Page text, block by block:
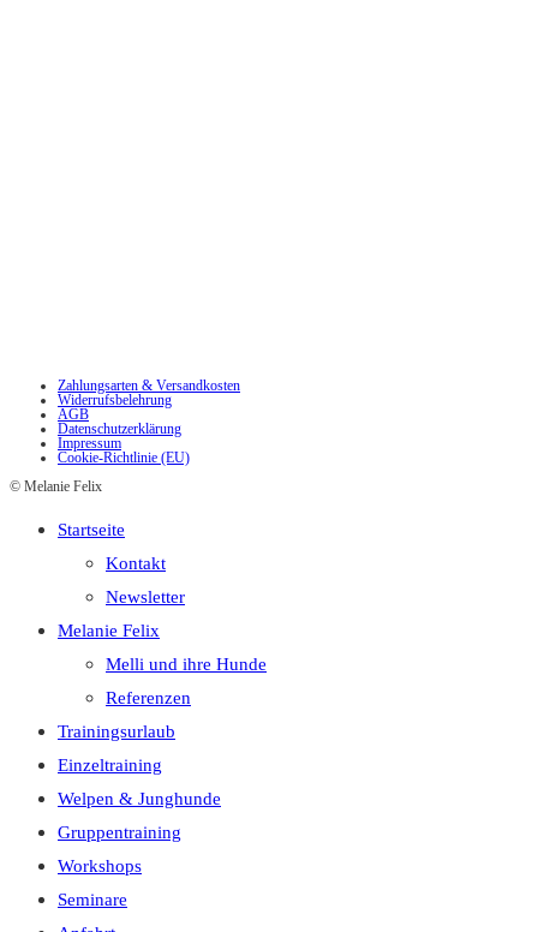
Zahlungsarten & Versandkosten
Widerrufsbelehrung
AGB
Datenschutzerklärung
Impressum
Cookie-Richtlinie (EU)
© Melanie Felix
Startseite
Kontakt
Newsletter
Melanie Felix
Melli und ihre Hunde
Referenzen
Trainingsurlaub
Einzeltraining
Welpen & Junghunde
Gruppentraining
Workshops
Seminare